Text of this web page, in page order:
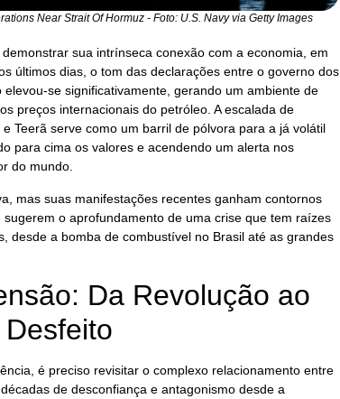
Near Strait Of Hormuz - Foto: U.S. Navy via Getty Images
sua intrínseca conexão com a economia, em
últimos dias, o tom das declarações entre o governo dos
se significativamente, gerando um ambiente de
preços internacionais do petróleo. A escalada de
Teerã serve como um barril de pólvora para a já volátil
para cima os valores e acendendo um alerta nos
do mundo.
mas suas manifestações recentes ganham contornos
o aprofundamento de uma crise que tem raízes
desde a bomba de combustível no Brasil até as grandes
Da Revolução ao
é preciso revisitar o complexo relacionamento entre
de desconfiança e antagonismo desde a